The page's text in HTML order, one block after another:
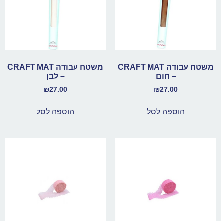
משטח עבודה CRAFT MAT
– חום
₪27.00
הוספה לסל
משטח עבודה CRAFT MAT
– לבן
₪27.00
הוספה לסל